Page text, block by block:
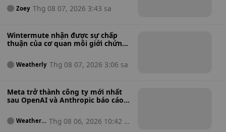
Zoey Thg 08 07, 2026 3:43 sa
Wintermute nhận được sự chấp
thuận của cơ quan môi giới chứng
động từ tiền điện tử sang cổ phiếu,
hàng hóa và quỹ ETF tiền điện tử.
Weatherly Thg 08 07, 2026 3:06 sa
Meta trở thành công ty mới nhất
sau OpenAI và Anthropic báo cáo
thống bên ngoài trong quá trình
thử nghiệm.
Weatherl
Thg 08 06, 2026 10:42 s